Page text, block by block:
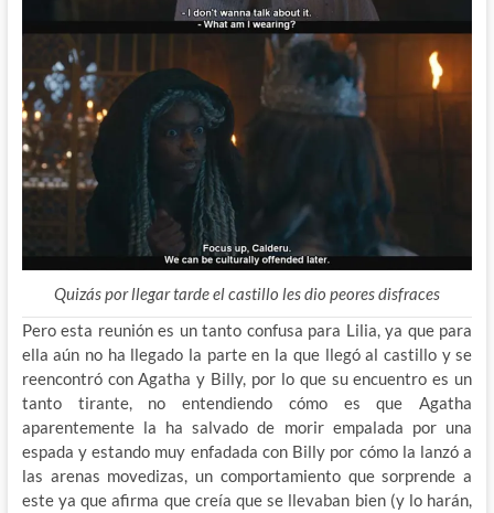
Quizás por llegar tarde el castillo les dio peores disfraces
Pero esta reunión es un tanto confusa para Lilia, ya que para
ella aún no ha llegado la parte en la que llegó al castillo y se
reencontró con Agatha y Billy, por lo que su encuentro es un
tanto tirante, no entendiendo cómo es que Agatha
aparentemente la ha salvado de morir empalada por una
espada y estando muy enfadada con Billy por cómo la lanzó a
las arenas movedizas, un comportamiento que sorprende a
este ya que afirma que creía que se llevaban bien (y lo harán,